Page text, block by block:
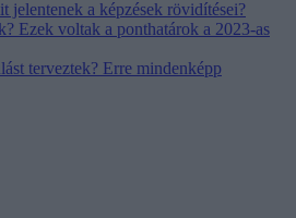
jelentenek a képzések rövidítései?
Ezek voltak a ponthatárok a 2023-as
terveztek? Erre mindenképp